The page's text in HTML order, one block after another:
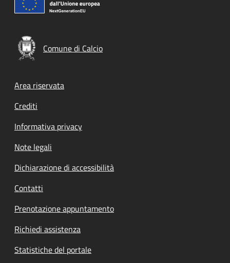
Comune di Calcio
Footer menu
Area riservata
Crediti
Informativa privacy
Note legali
Dichiarazione di accessibilità
Contatti
Prenotazione appuntamento
Richiedi assistenza
Statistiche del portale